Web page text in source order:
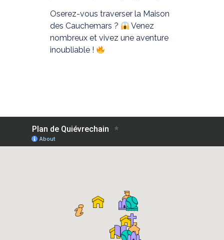
Oserez-vous traverser la Maison
des Cauchemars ?
Venez
nombreux et vivez une aventure
inoubliable !